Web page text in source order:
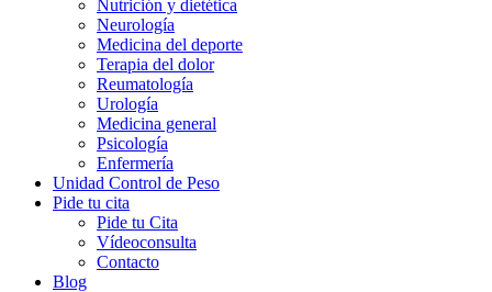
Nutrición y dietética
Neurología
Medicina del deporte
Terapia del dolor
Reumatología
Urología
Medicina general
Psicología
Enfermería
Unidad Control de Peso
Pide tu cita
Pide tu Cita
Vídeoconsulta
Contacto
Blog